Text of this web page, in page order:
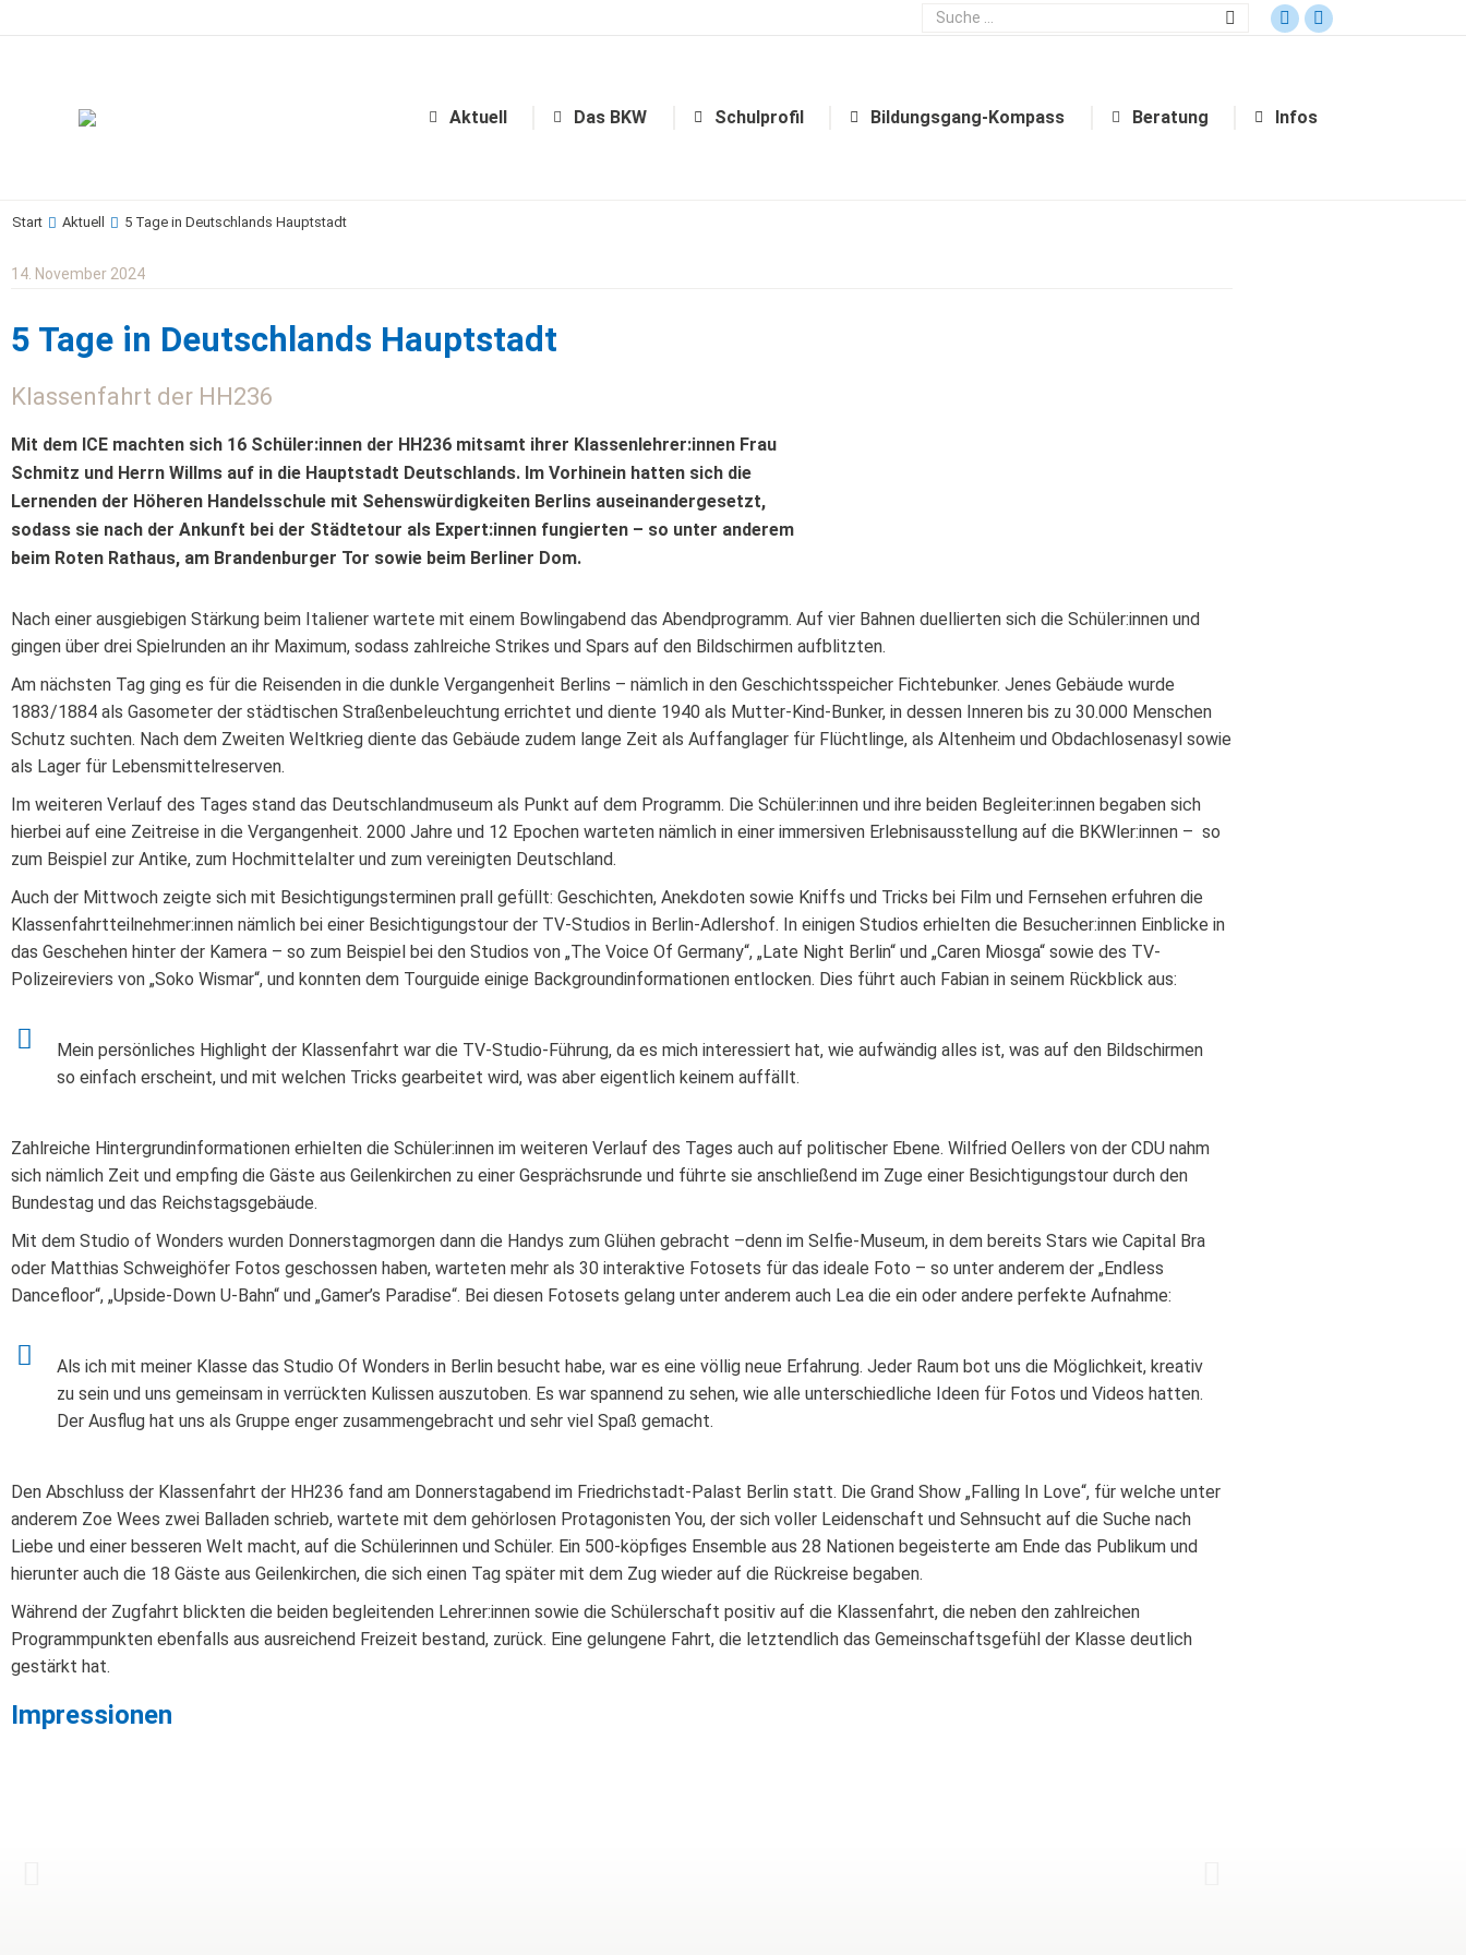
Aktuell Das BKW Schulprofil Bildungsgang-Kompass Beratung Infos
Sie befinden sich hier:
Start Aktuell 5 Tage in Deutschlands Hauptstadt
14. November 2024
5 Tage in Deutschlands Hauptstadt
Klassenfahrt der HH236
Mit dem ICE machten sich 16 Schüler:innen der HH236 mitsamt ihrer Klassenlehrer:innen Frau
Schmitz und Herrn Willms auf in die Hauptstadt Deutschlands. Im Vorhinein hatten sich die
Lernenden der Höheren Handelsschule mit Sehenswürdigkeiten Berlins auseinandergesetzt,
sodass sie nach der Ankunft bei der Städtetour als Expert:innen fungierten – so unter anderem
beim Roten Rathaus, am Brandenburger Tor sowie beim Berliner Dom.
Nach einer ausgiebigen Stärkung beim Italiener wartete mit einem Bowlingabend das Abendprogramm. Auf vier Bahnen duellierten sich die Schüler:innen und
gingen über drei Spielrunden an ihr Maximum, sodass zahlreiche Strikes und Spars auf den Bildschirmen aufblitzten.
Am nächsten Tag ging es für die Reisenden in die dunkle Vergangenheit Berlins – nämlich in den Geschichtsspeicher Fichtebunker. Jenes Gebäude wurde
1883/1884 als Gasometer der städtischen Straßenbeleuchtung errichtet und diente 1940 als Mutter-Kind-Bunker, in dessen Inneren bis zu 30.000 Menschen
Schutz suchten. Nach dem Zweiten Weltkrieg diente das Gebäude zudem lange Zeit als Auffanglager für Flüchtlinge, als Altenheim und Obdachlosenasyl sowie
als Lager für Lebensmittelreserven.
Im weiteren Verlauf des Tages stand das Deutschlandmuseum als Punkt auf dem Programm. Die Schüler:innen und ihre beiden Begleiter:innen begaben sich
hierbei auf eine Zeitreise in die Vergangenheit. 2000 Jahre und 12 Epochen warteten nämlich in einer immersiven Erlebnisausstellung auf die BKWler:innen – so
zum Beispiel zur Antike, zum Hochmittelalter und zum vereinigten Deutschland.
Auch der Mittwoch zeigte sich mit Besichtigungsterminen prall gefüllt: Geschichten, Anekdoten sowie Kniffs und Tricks bei Film und Fernsehen erfuhren die
Klassenfahrtteilnehmer:innen nämlich bei einer Besichtigungstour der TV-Studios in Berlin-Adlershof. In einigen Studios erhielten die Besucher:innen Einblicke in
das Geschehen hinter der Kamera – so zum Beispiel bei den Studios von „The Voice Of Germany“, „Late Night Berlin“ und „Caren Miosga“ sowie des TV-
Polizeireviers von „Soko Wismar“, und konnten dem Tourguide einige Backgroundinformationen entlocken. Dies führt auch Fabian in seinem Rückblick aus:
Mein persönliches Highlight der Klassenfahrt war die TV-Studio-Führung, da es mich interessiert hat, wie aufwändig alles ist, was auf den Bildschirmen
so einfach erscheint, und mit welchen Tricks gearbeitet wird, was aber eigentlich keinem auffällt.
Zahlreiche Hintergrundinformationen erhielten die Schüler:innen im weiteren Verlauf des Tages auch auf politischer Ebene. Wilfried Oellers von der CDU nahm
sich nämlich Zeit und empfing die Gäste aus Geilenkirchen zu einer Gesprächsrunde und führte sie anschließend im Zuge einer Besichtigungstour durch den
Bundestag und das Reichstagsgebäude.
Mit dem Studio of Wonders wurden Donnerstagmorgen dann die Handys zum Glühen gebracht –denn im Selfie-Museum, in dem bereits Stars wie Capital Bra
oder Matthias Schweighöfer Fotos geschossen haben, warteten mehr als 30 interaktive Fotosets für das ideale Foto – so unter anderem der „Endless
Dancefloor“, „Upside-Down U-Bahn“ und „Gamer’s Paradise“. Bei diesen Fotosets gelang unter anderem auch Lea die ein oder andere perfekte Aufnahme:
Als ich mit meiner Klasse das Studio Of Wonders in Berlin besucht habe, war es eine völlig neue Erfahrung. Jeder Raum bot uns die Möglichkeit, kreativ
zu sein und uns gemeinsam in verrückten Kulissen auszutoben. Es war spannend zu sehen, wie alle unterschiedliche Ideen für Fotos und Videos hatten.
Der Ausflug hat uns als Gruppe enger zusammengebracht und sehr viel Spaß gemacht.
Den Abschluss der Klassenfahrt der HH236 fand am Donnerstagabend im Friedrichstadt-Palast Berlin statt. Die Grand Show „Falling In Love“, für welche unter
anderem Zoe Wees zwei Balladen schrieb, wartete mit dem gehörlosen Protagonisten You, der sich voller Leidenschaft und Sehnsucht auf die Suche nach
Liebe und einer besseren Welt macht, auf die Schülerinnen und Schüler. Ein 500-köpfiges Ensemble aus 28 Nationen begeisterte am Ende das Publikum und
hierunter auch die 18 Gäste aus Geilenkirchen, die sich einen Tag später mit dem Zug wieder auf die Rückreise begaben.
Während der Zugfahrt blickten die beiden begleitenden Lehrer:innen sowie die Schülerschaft positiv auf die Klassenfahrt, die neben den zahlreichen
Programmpunkten ebenfalls aus ausreichend Freizeit bestand, zurück. Eine gelungene Fahrt, die letztendlich das Gemeinschaftsgefühl der Klasse deutlich
gestärkt hat.
Impressionen
Bildungsgang-Kompass
Beratung